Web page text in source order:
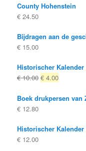
was: is:
County Hohenstein
€ 24.50
Bijdragen aan de
€ 15.00
Historischer Kalender
€10.00 Oorspronkelijke
was:
€ 4.00Huidige
is:
Boek drukpersen van
€ 12.80
Historischer Kalender
€ 12.00